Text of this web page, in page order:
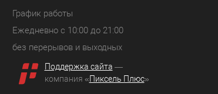
График работы
Ежедневно с 10:00 до 21:00
без перерывов и выходных
Поддержка сайта —
компания «Пиксель Плюс»